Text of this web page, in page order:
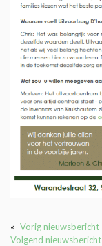
« Vorig nieuwsbericht
Volgend nieuwsbericht